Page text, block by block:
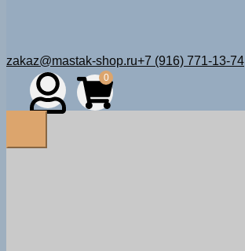
zakaz@mastak-shop.ru+7 (916) 771-13-74
0